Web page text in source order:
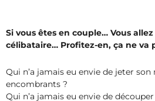
Si vous êtes en couple… Vous
célibataire… Profitez-en, ça ne va
Qui n’a jamais eu envie de jeter son
encombrants ?
Qui n’a jamais eu envie de